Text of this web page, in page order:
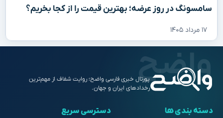
سامسونگ در روز عرضه؛ بهترین قیمت را از کجا بخریم؟
۱۷ مرداد ۱۴۰۵
پورتال خبری فارسی واضح؛ روایت شفاف از مهم‌ترین
رخدادهای ایران و جهان.
دسته بندی ها دسترسی سریع